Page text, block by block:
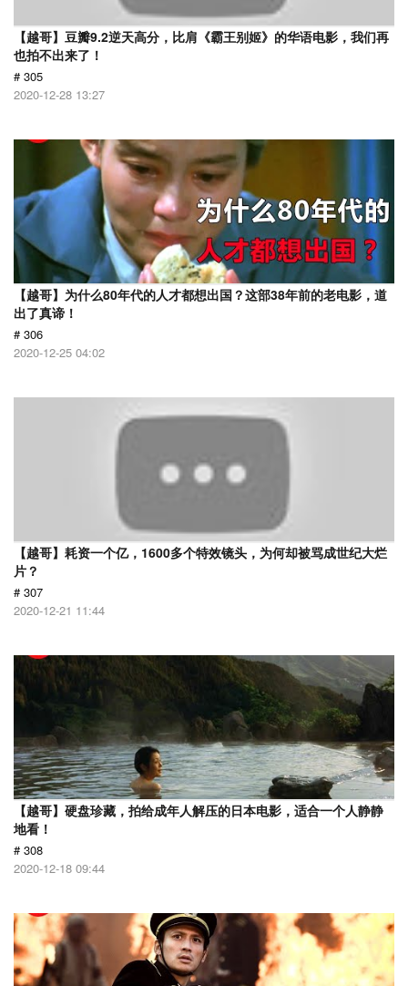
【越哥】豆瓣9.2逆天高分，比肩《霸王别姬》的华语电影，我们再
也拍不出来了！
# 305
2020-12-28 13:27
【越哥】为什么80年代的人才都想出国？这部38年前的老电影，道
出了真谛！
# 306
2020-12-25 04:02
【越哥】耗资一个亿，1600多个特效镜头，为何却被骂成世纪大烂
片？
# 307
2020-12-21 11:44
【越哥】硬盘珍藏，拍给成年人解压的日本电影，适合一个人静静
地看！
# 308
2020-12-18 09:44